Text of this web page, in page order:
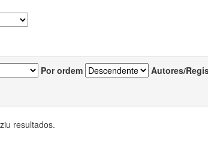
Por ordem Autores/
resultados.